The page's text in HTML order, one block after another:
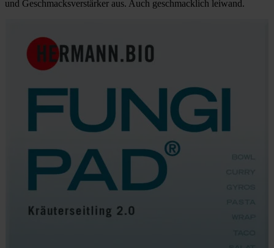
und Geschmacksverstärker aus. Auch geschmacklich leiwand.